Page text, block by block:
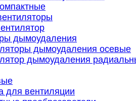
дымоудаления
дымоудаления осевые
дымоудаления
для вентиляции